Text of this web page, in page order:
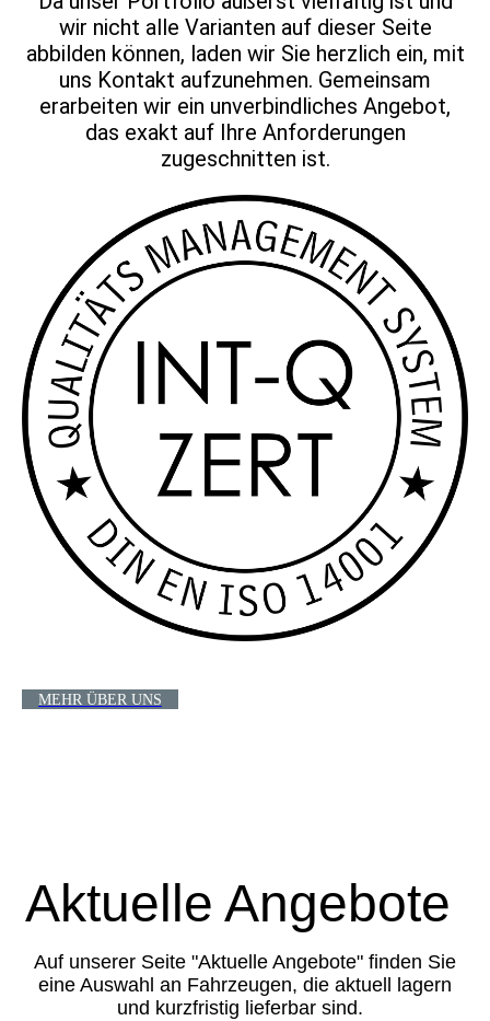
wir nicht alle Varianten auf dieser Seite
abbilden können, laden wir Sie herzlich ein, mit
uns Kontakt aufzunehmen. Gemeinsam
erarbeiten wir ein unverbindliches Angebot,
das exakt auf Ihre Anforderungen
zugeschnitten ist.
MEHR ÜBER UNS
Aktuelle Angebote
Auf unserer Seite "Aktuelle Angebote" finden Sie
eine Auswahl an Fahrzeugen, die aktuell lagern
und kurzfristig lieferbar sind.